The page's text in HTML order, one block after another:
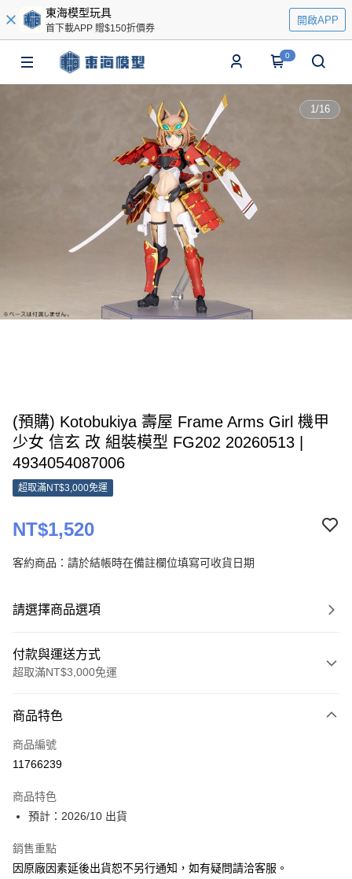
東海模型玩具
首下載APP 贈$150折價券
開啟APP
0
1/16
(預購) Kotobukiya 壽屋 Frame Arms Girl 機甲
少女 信玄 改 組裝模型 FG202 20260513 |
4934054087006
超取滿NT$3,000免運
NT$1,520
客約商品：請於結帳時在備註欄位填寫可收貨日期
請選擇商品選項
付款與運送方式
超取滿NT$3,000免運
信用卡一次付款
超商取貨付款
ATM付款
運送方式
商品特色
商品編號
11766239
商品特色
預計：2026/10 出貨
銷售重點
因原廠因素延後出貨恕不另行通知，如有疑問請洽客服。